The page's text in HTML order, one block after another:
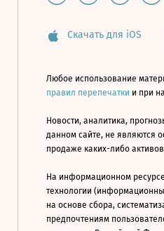
Скачать для iOS
Любое использование
правил перепечатки и при
Новости, аналитика,
данном сайте, не являются
продаже каких-либо
На информационном
технологии
на основе сбора,
предпочтениям